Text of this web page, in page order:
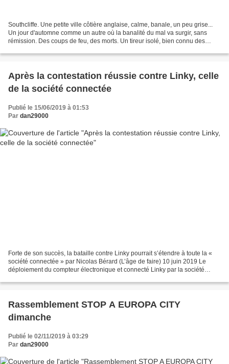
Southcliffe. Une petite ville côtière anglaise, calme, banale, un peu grise...
Un jour d'automne comme un autre où la banalité du mal va surgir, sans
rémission. Des coups de feu, des morts. Un tireur isolé, bien connu des
Après la contestation réussie contre Linky, celle
de la société connectée
Publié le 15/06/2019 à 01:53
Par dan29000
Forte de son succès, la bataille contre Linky pourrait s’étendre à toute la «
société connectée » par Nicolas Bérard (L’âge de faire) 10 juin 2019 Le
déploiement du compteur électronique et connecté Linky par la société
Rassemblement STOP A EUROPA CITY
dimanche
Publié le 02/11/2019 à 03:29
Par dan29000